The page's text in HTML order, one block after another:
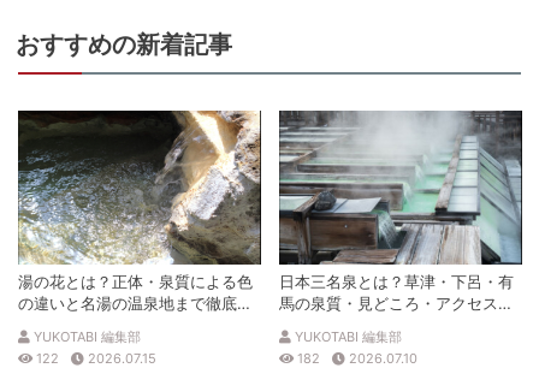
おすすめの新着記事
湯の花とは？正体・泉質による色
の違いと名湯の温泉地まで徹底解
説
YUKOTABI 編集部
122
2026.07.15
日本三名泉とは？草津・下呂・有
馬の泉質・見どころ・アクセスを
徹底解説
YUKOTABI 編集部
182
2026.07.10